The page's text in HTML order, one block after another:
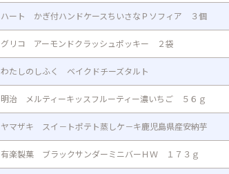
ハート かぎ付ハンドケースちいさなＰソフィア ３個
グリコ アーモンドクラッシュポッキー ２袋
わたしのしふく ベイクドチーズタルト
明治 メルティーキッスフルーティー濃いちご ５６ｇ
ヤマザキ スイ－トポテト蒸しケ－キ鹿児島県産安納芋
有楽製菓 ブラックサンダーミニバーＨＷ １７３ｇ